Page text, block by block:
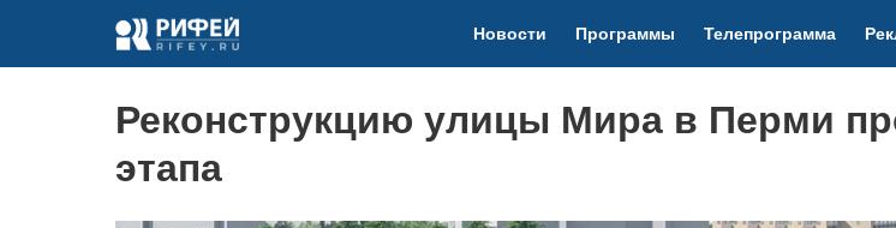
Новости Программы Телепрограмма
Реконструкцию улицы Мира в Перми
этапа